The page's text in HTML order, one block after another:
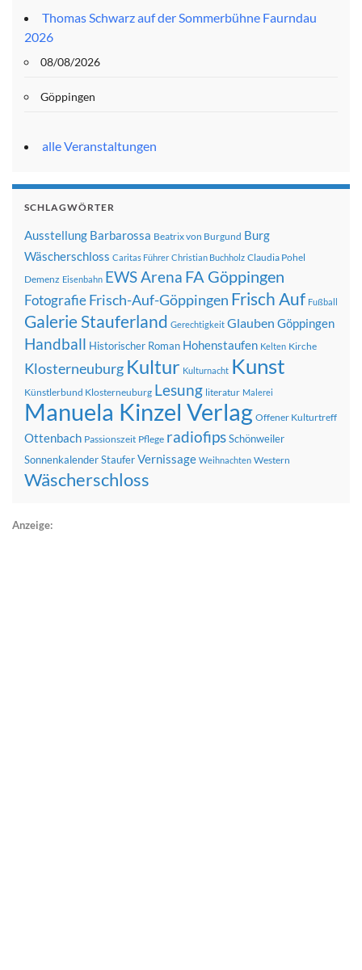
Thomas Schwarz auf der Sommerbühne Faurndau
2026
08/08/2026
Göppingen
alle Veranstaltungen
SCHLAGWÖRTER
Ausstellung Barbarossa Beatrix von Burgund Burg
Wäscherschloss Caritas Führer Christian Buchholz Claudia Pohel
Demenz Eisenbahn EWS Arena FA Göppingen
FotografieFrisch-Auf-Göppingen Frisch Auf Fußball
Galerie Stauferland Gerechtigkeit Glauben Göppingen
Handball Historischer Roman Hohenstaufen Kelten Kirche
Klosterneuburg Kultur Kulturnacht Kunst
Künstlerbund Klosterneuburg Lesung literatur Malerei
Manuela Kinzel Verlag Offener Kulturtreff
Ottenbach Passionszeit Pflege radiofipsSchönweiler
SonnenkalenderStauferVernissage Weihnachten Western
Wäscherschloss
Anzeige: